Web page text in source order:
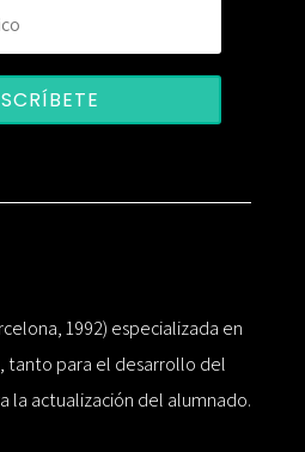
1992) especializada en
tanto para el desarrollo del
la actualización del alumnado.